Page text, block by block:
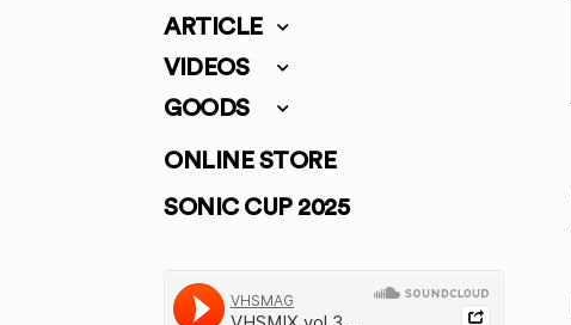
ARTICLE
VIDEOS
GOODS
ONLINE STORE
SONIC CUP 2025